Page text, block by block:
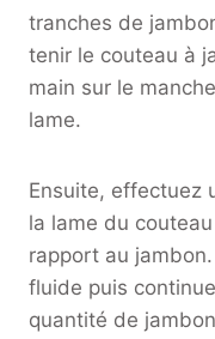
tranches de
tenir le couteau à
main sur le
lame.
Ensuite, effectuez
la lame du
rapport au
fluide puis
quantité de